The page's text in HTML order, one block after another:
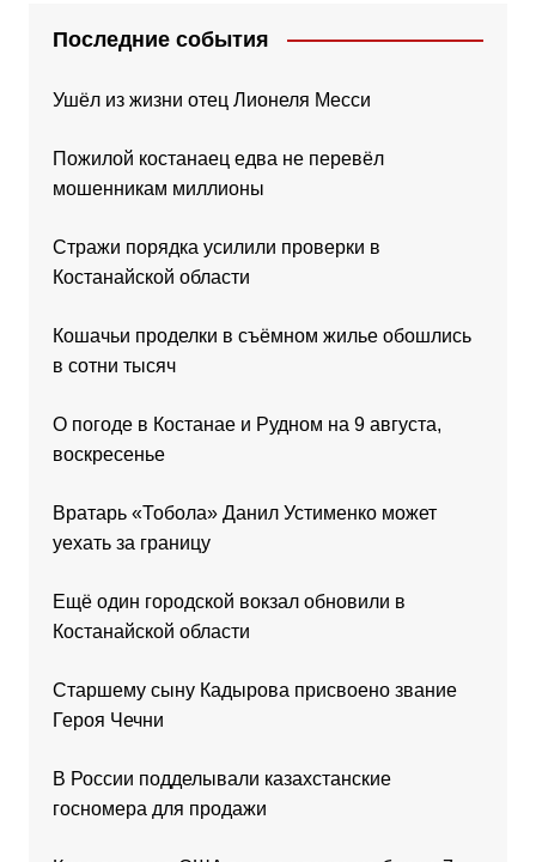
Последние события
Ушёл из жизни отец Лионеля Месси
Пожилой костанаец едва не перевёл
мошенникам миллионы
Стражи порядка усилили проверки в
Костанайской области
Кошачьи проделки в съёмном жилье обошлись
в сотни тысяч
О погоде в Костанае и Рудном на 9 августа,
воскресенье
Вратарь «Тобола» Данил Устименко может
уехать за границу
Ещё один городской вокзал обновили в
Костанайской области
Старшему сыну Кадырова присвоено звание
Героя Чечни
В России подделывали казахстанские
госномера для продажи